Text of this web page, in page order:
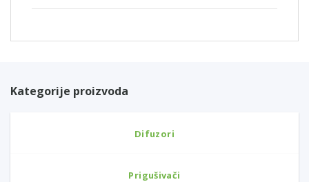
Kategorije proizvoda
Difuzori
Prigušivači